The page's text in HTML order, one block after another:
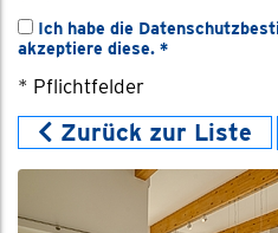
Ich habe die
akzeptiere diese. *
* Pflichtfelder
Zurück zur Liste